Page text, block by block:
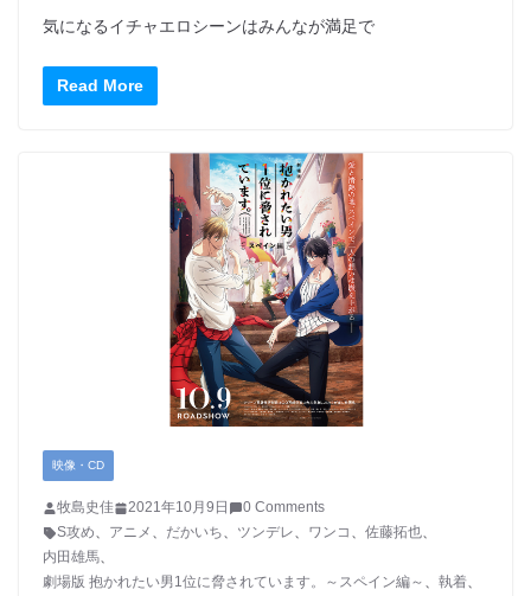
気になるイチャエロシーンはみんなが満足で
Read More
映像・CD
牧島史佳 2021年10月9日
0 Comments
S攻め、 アニメ 、 だかいち、 ツンデレ、 ワンコ 、 佐藤拓也、
内田雄馬、
劇場版 抱かれたい男1位に脅されています。～スペイン編～ 、 執着、